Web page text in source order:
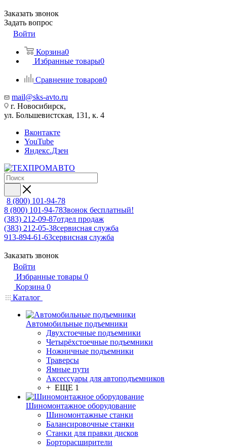
Заказать звонок
Задать вопрос
Войти
Корзина0
Избранные товары0
Сравнение товаров0
mail@sks-avto.ru
г. Новосибирск,
ул. Большевистская, 131, к. 4
Вконтакте
YouTube
Яндекс.Дзен
8 (800) 101-94-78
8 (800) 101-94-78Звонок бесплатный!
(383) 212-09-87отдел продаж
(383) 212-05-38сервисная служба
913-894-61-63сервисная служба
Заказать звонок
Войти
Избранные товары 0
Корзина 0
Каталог
Автомобильные подъемники
Двухстоечные подъемники
Четырёхстоечные подъемники
Ножничные подъемники
Траверсы
Ямные пути
Аксессуары для автоподъемников
+ ЕЩЕ 1
Шиномонтажное оборудование
Шиномонтажные станки
Балансировочные станки
Станки для правки дисков
Борторасширители